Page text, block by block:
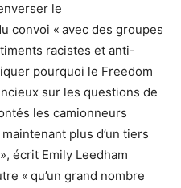
le
convoi « avec des groupes
racistes et anti-
pourquoi le Freedom
sur les questions de
les camionneurs
plus d’un tiers
écrit Emily Leedham
« qu’un grand nombre